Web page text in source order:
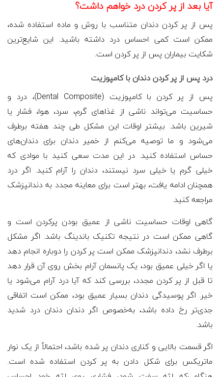
آیا بعد از پر کردن درد خواهم داشت؟
پس از پر کردن دندان متناسب با روش و ماده استفاده شده،
ممکن است کمی احساس درد داشته باشید. این شایع‌ترین
شکایت بیماران پس از پر کردن است.
درد پس از پر کردن دندان با کامپوزیت
پس از پر کردن با کامپوزیت (Dental Composite)، درد و
حساسیت می‌تواند ناشی از غذاهای گرم، سرد، هوا، فشار یا
شیرین باشد. بیشتر اوقات این مشکل طی چند هفته برطرف
می‌شود و ما توصیه می‌کنم از خمیر دندان برای دندان‌های
حساس استفاده کنید. در این مدت سعی کنید با موادی که
خیلی گرم یا خیلی سرد نیستند، دندان را آرام کنید. اگر درد
همچنان ادامه یافت، بهتر است برای معاینه مجدد به دندانپزشک
مراجعه کنید.
گاهی اوقات حساسیت ناشی از عمیق بودن پرکردن است و
گاهی ممکن است در نتیجه تکنیک باندینگ باشد. اگر مشکل
برطرف نشد، دندانپزشک ممکن است پر کردن را دوباره انجام دهد
یا اگر خیلی عمیق بود، یک پانسمان آرام بخش روی آن قرار دهد
تا قبل از پر کردن مجدد، بررسی کند که آیا درد آرام می‌شود یا
خیر. اگر پوسیدگی دندان بسیار عمیق بود، ممکن است اتفاقی
جدی‌تر رخ داده باشد، به‌خصوص اگر دندان دندان درد شدید
باشد.
اگر قسمت بالایی و کناری دندان پر شده باشد، احتمالاً از یک نوار
ماتریکس برای شکل دادن به پر کردن استفاده شده است.